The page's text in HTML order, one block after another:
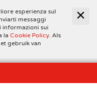
esperienza sul
messaggi
informazioni sui
la Cookie Policy. Als
gebruik van